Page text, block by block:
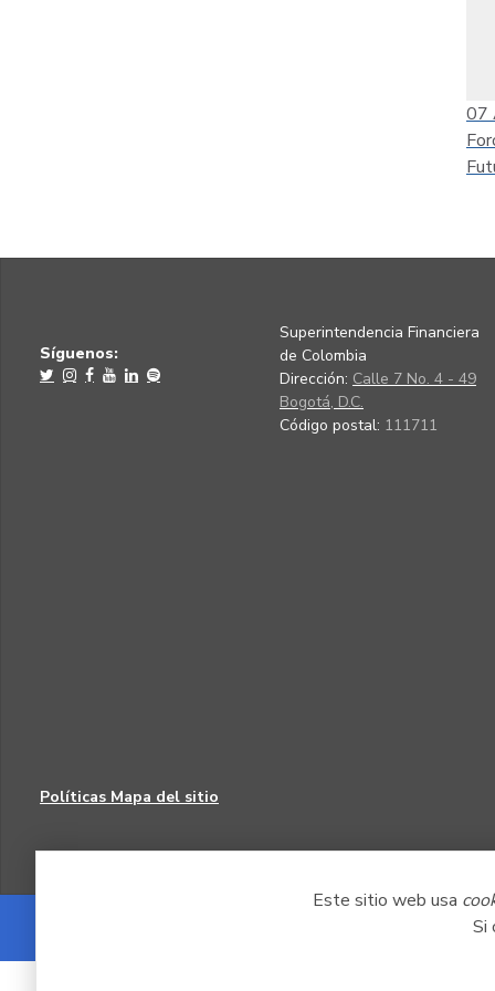
Este sitio web usa
Si
07
Síguenos:
Superintendencia Financiera
de Colombia
Dirección: Calle 7 No. 4 - 49
Bogotá, D.C.
Código postal: 111711
Políticas Mapa del sitio